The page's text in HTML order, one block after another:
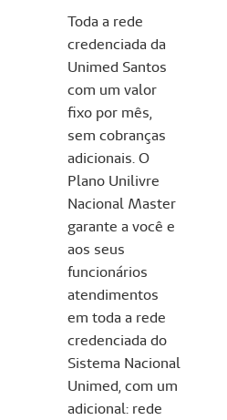
Toda a rede
credenciada da
Unimed Santos
com um valor
fixo por mês,
sem cobranças
adicionais. O
Plano Unilivre
Nacional Master
garante a você e
aos seus
funcionários
atendimentos
em toda a rede
credenciada do
Sistema Nacional
Unimed, com um
adicional: rede